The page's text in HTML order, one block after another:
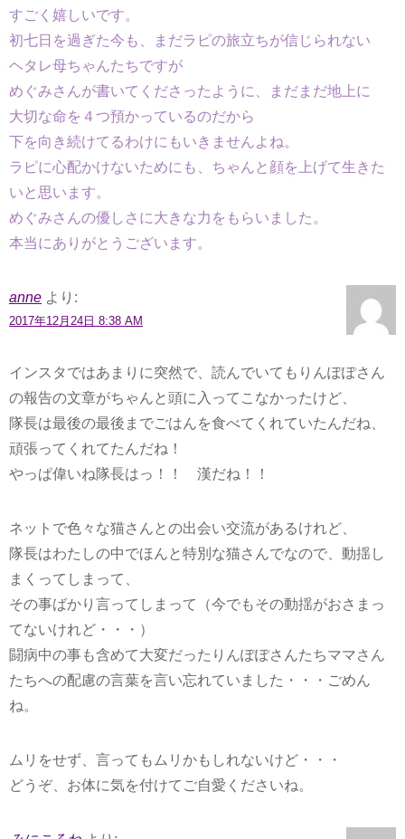
すごく嬉しいです。
初七日を過ぎた今も、まだラピの旅立ちが信じられない
ヘタレ母ちゃんたちですが
めぐみさんが書いてくださったように、まだまだ地上に
大切な命を４つ預かっているのだから
下を向き続けてるわけにもいきませんよね。
ラピに心配かけないためにも、ちゃんと顔を上げて生きた
いと思います。
めぐみさんの優しさに大きな力をもらいました。
本当にありがとうございます。
anne より:
2017年12月24日 8:38 AM
インスタではあまりに突然で、読んでいてもりんぽぽさん
の報告の文章がちゃんと頭に入ってこなかったけど、
隊長は最後の最後までごはんを食べてくれていたんだね、
頑張ってくれてたんだね！
やっぱ偉いね隊長はっ！！ 漢だね！！
ネットで色々な猫さんとの出会い交流があるけれど、
隊長はわたしの中でほんと特別な猫さんでなので、動揺し
まくってしまって、
その事ばかり言ってしまって（今でもその動揺がおさまっ
てないけれど・・・）
闘病中の事も含めて大変だったりんぽぽさんたちママさん
たちへの配慮の言葉を言い忘れていました・・・ごめん
ね。
ムリをせず、言ってもムリかもしれないけど・・・
どうぞ、お体に気を付けてご自愛くださいね。